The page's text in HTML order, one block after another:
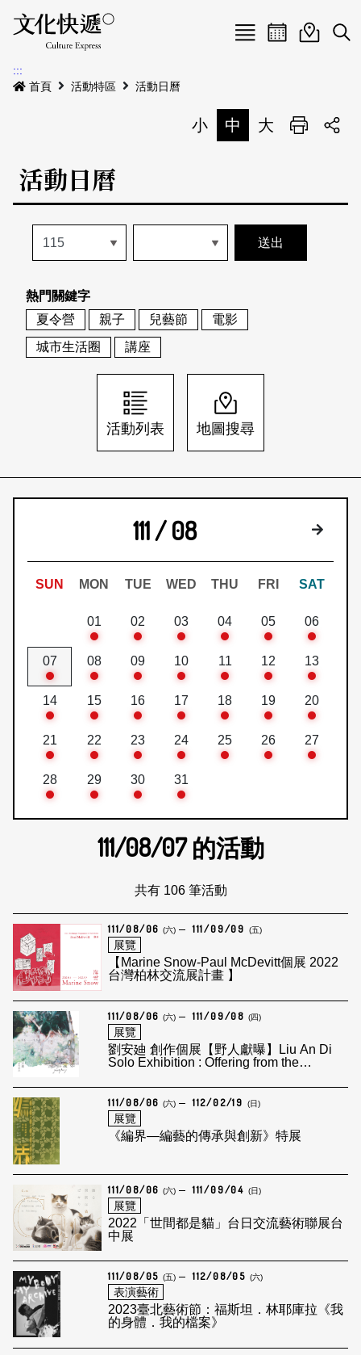
Menu
最新公告
本期專題
歷史專題
活動特區
活動列表
地圖搜尋
關於我們
關於我們
刊物索取地點
會員基本資料
刊登活動
網站導覽 English
日本語 登入/註冊
活動日曆活動地圖
展
:::
首頁
活動特區 活動日曆
小 中 大 列印
活動日曆
熱門關鍵字
夏令營
親子 兒藝節
電影
城市生活圈
講座
活動列表 地圖搜尋
111 / 08 下個月
SUN MON TUE WED THU FRI SAT
01 02 03 04 05 06
07 08 09 10 11 12 13
14 15 16 17 18 19 20
21 22 23 24 25 26 27
28 29 30 31
111/08/07的活動
共有 106 筆活動
111/08/06 (六) 111/09/09 (五)
展覽
【Marine Snow-Paul McDevitt個展 2022
台灣柏林交流展計畫 】
111/08/06 (六) 111/09/08 (四)
展覽
劉安廸 創作個展【野人獻曝】Liu An Di
Solo Exhibition : Offering from the
111/08/06 (六) 112/02/19 (日)
展覽
《編界—編藝的傳承與創新》特展
111/08/06 (六) 111/09/04 (日)
展覽
2022「世間都是貓」台日交流藝術聯展台
中展
111/08/05 (五) 112/08/05 (六)
表演藝術
2023臺北藝術節：福斯坦．林耶庫拉《我
的身體．我的檔案》